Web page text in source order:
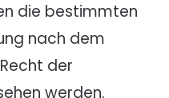
die bestimmten
nach dem
der
werden.